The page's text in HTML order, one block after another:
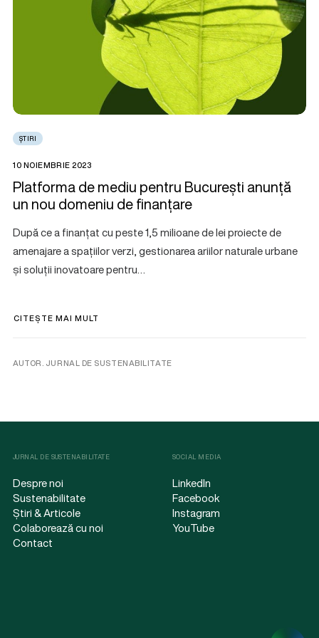
ȘTIRI
10 NOIEMBRIE 2023
Platforma de mediu pentru București anunță
un nou domeniu de finanțare
După ce a finanțat cu peste 1,5 milioane de lei proiecte de
amenajare a spațiilor verzi, gestionarea ariilor naturale urbane
și soluții inovatoare pentru…
CITEȘTE MAI MULT
AUTOR. JURNAL DE SUSTENABILITATE
JURNAL DE SUSTENABILITATE
Despre noi
Sustenabilitate
Știri & Articole
Colaborează cu noi
Contact
SOCIAL MEDIA
LinkedIn
Facebook
Instagram
YouTube